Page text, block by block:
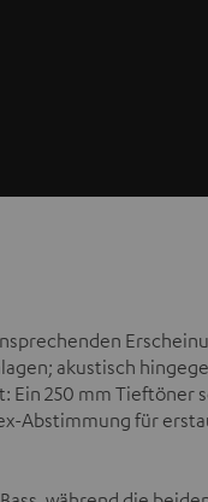
akustisch
Ein 250 mm Tieftöner
Abstimmung für